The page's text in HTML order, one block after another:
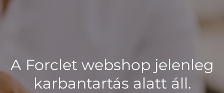
A Forclet webshop jelenleg
karbantartás alatt áll.